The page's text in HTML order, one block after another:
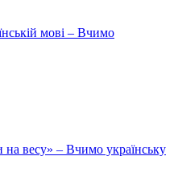
мові – Вчимо
на весу» – Вчимо українську